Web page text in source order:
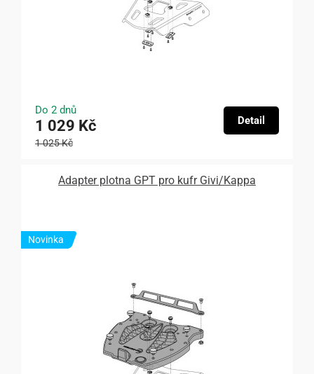
Do 2 dnů
1 029 Kč
1 025 Kč
Detail
Adapter plotna GPT pro kufr Givi/Kappa
Novinka